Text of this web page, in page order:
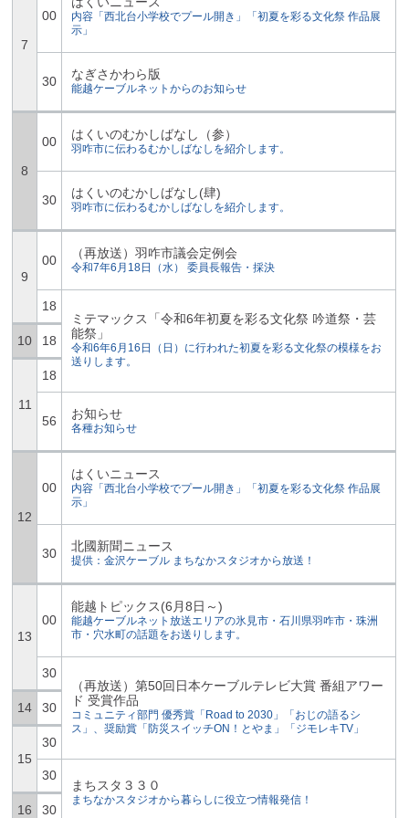
7
00
内容「西北台小学校でプール開き」「初夏を彩る文化祭 作品展
示」
30 なぎさかわら版
能越ケーブルネットからのお知らせ
8
00 はくいのむかしばなし（参）
羽咋市に伝わるむかしばなしを紹介します。
30 はくいのむかしばなし(肆)
羽咋市に伝わるむかしばなしを紹介します。
9
00 （再放送）羽咋市議会定例会
令和7年6月18日（水） 委員長報告・採決
18
ミテマックス「令和6年初夏を彩る文化祭 吟道祭・芸
能祭」
令和6年6月16日（日）に行われた初夏を彩る文化祭の模様をお
送りします。
10 18
11
18
56 お知らせ
各種お知らせ
12
00
はくいニュース
内容「西北台小学校でプール開き」「初夏を彩る文化祭 作品展
示」
30 北國新聞ニュース
提供：金沢ケーブル まちなかスタジオから放送！
13
00
能越トピックス(6月8日～)
能越ケーブルネット放送エリアの氷見市・石川県羽咋市・珠洲
市・穴水町の話題をお送りします。
30
（再放送）第50回日本ケーブルテレビ大賞 番組アワー
ド 受賞作品
コミュニティ部門 優秀賞「Road to 2030」「おじの語るシ
ス」、奨励賞「防災スイッチON！とやま」「ジモレキTV」
14 30
15
30
30
まちスタ３３０
まちなかスタジオから暮らしに役立つ情報発信！
16 30